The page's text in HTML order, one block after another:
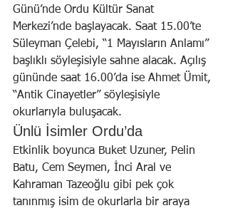
Günü’nde Ordu Kültür Sanat
Merkezi’nde başlayacak. Saat 15.00’te
Süleyman Çelebi, “1 Mayısların Anlamı”
başlıklı söyleşisiyle sahne alacak. Açılış
gününde saat 16.00’da ise Ahmet Ümit,
“Antik Cinayetler” söyleşisiyle
okurlarıyla buluşacak.
Ünlü İsimler Ordu’da
Etkinlik boyunca Buket Uzuner, Pelin
Batu, Cem Seymen, İnci Aral ve
Kahraman Tazeoğlu gibi pek çok
tanınmış isim de okurlarla bir araya